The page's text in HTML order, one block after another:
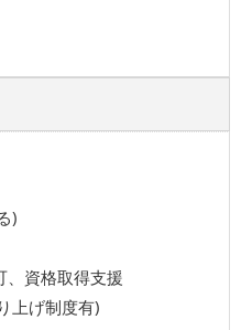
)
、資格取得支援
上げ制度有)